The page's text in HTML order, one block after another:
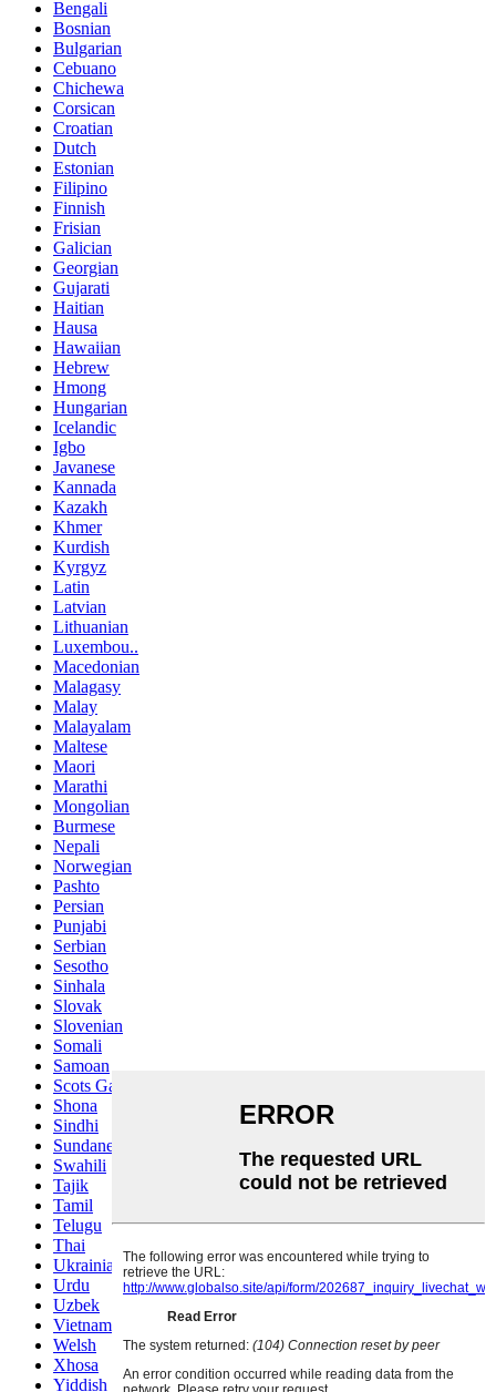
Bengali
Bosnian
Bulgarian
Cebuano
Chichewa
Corsican
Croatian
Dutch
Estonian
Filipino
Finnish
Frisian
Galician
Georgian
Gujarati
Haitian
Hausa
Hawaiian
Hebrew
Hmong
Hungarian
Icelandic
Igbo
Javanese
Kannada
Kazakh
Khmer
Kurdish
Kyrgyz
Latin
Latvian
Lithuanian
Luxembou..
Macedonian
Malagasy
Malay
Malayalam
Maltese
Maori
Marathi
Mongolian
Burmese
Nepali
Norwegian
Pashto
Persian
Punjabi
Serbian
Sesotho
Sinhala
Slovak
Slovenian
Somali
Samoan
Scots Gaelic
Shona
Sindhi
Sundanese
Swahili
Tajik
Tamil
Telugu
Thai
Ukrainian
Urdu
Uzbek
Vietnamese
Welsh
Xhosa
Yiddish